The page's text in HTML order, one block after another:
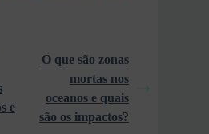
e
O que são zonas
mortas nos
oceanos e quais
são os impactos?